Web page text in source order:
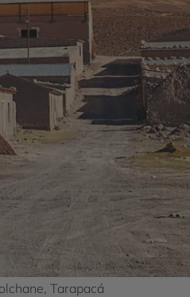
Tarapacá